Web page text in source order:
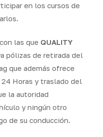
en los cursos de
las que QUALITY
pólizas de retirada del
que además ofrece
Horas y traslado del
la autoridad
y ningún otro
de su conducción.